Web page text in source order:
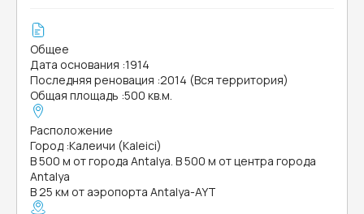
Общее
Дата основания :1914
Последняя реновация :2014 (Вся территория)
Общая площадь :500 кв.м.
Расположение
Город :Калеичи (Kaleici)
В 500 м от города Antalya. В 500 м от центра города
Antalya
В 25 км от аэропорта Antalya-AYT